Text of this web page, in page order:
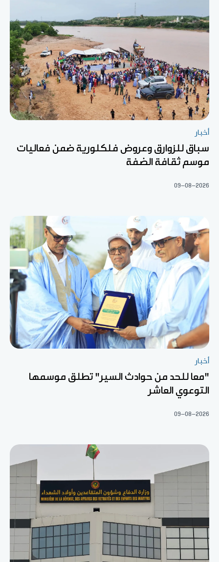
أخبار
سباق للزوارق وعروض فلكلورية ضمن فعاليات
موسم ثقافة الضفة
09-08-2026
أخبار
"معا للحد من حوادث السير" تطلق موسمها
التوعوي العاشر
09-08-2026